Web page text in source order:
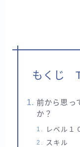
もくじ
前から思っ
か？
レベル１
スキル